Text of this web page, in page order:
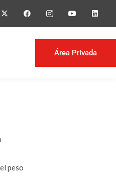
Área Privada
peso